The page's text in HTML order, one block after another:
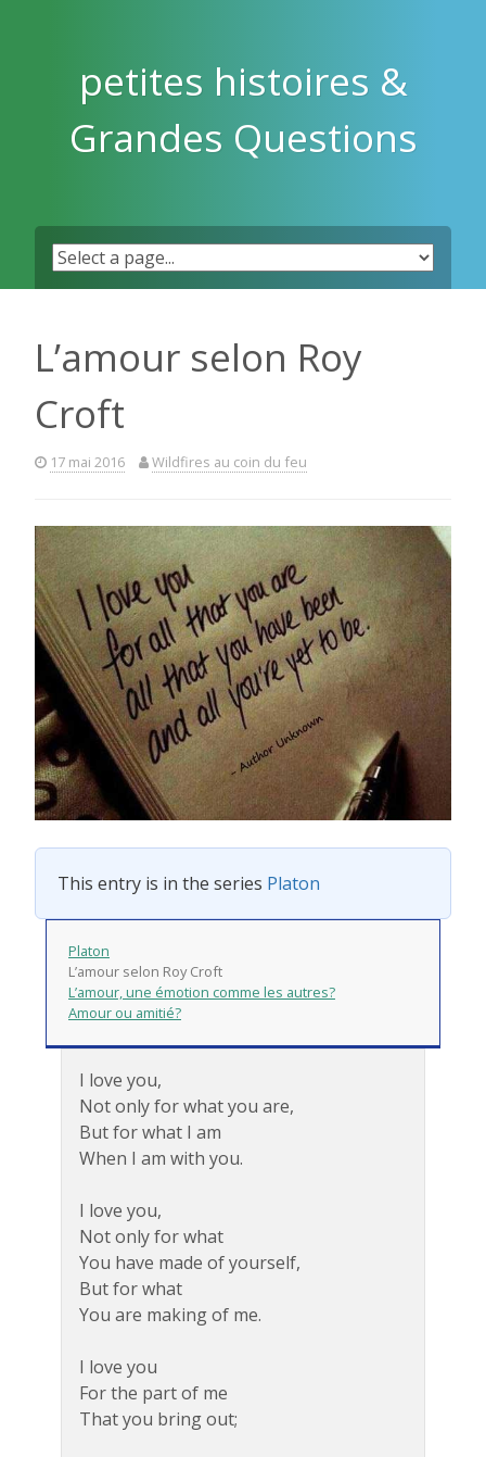
petites histoires &
Grandes Questions
L’amour selon Roy
Croft
17 mai 2016 Wildfires au coin du feu
This entry is in the series Platon
Platon
L’amour selon Roy Croft
L’amour, une émotion comme les autres?
Amour ou amitié?
I love you,
Not only for what you are,
But for what I am
When I am with you.
I love you,
Not only for what
You have made of yourself,
But for what
You are making of me.
I love you
For the part of me
That you bring out;